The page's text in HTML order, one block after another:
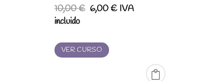
10,00€ El
era:
10,00 €.
6,00€ElIVA
incluido
VER CURSO